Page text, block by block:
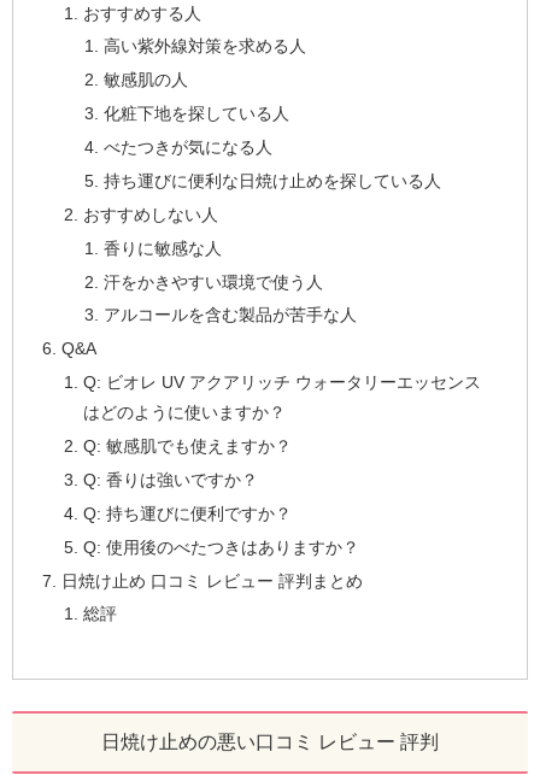
おすすめする人
高い紫外線対策を求める人
敏感肌の人
化粧下地を探している人
べたつきが気になる人
持ち運びに便利な日焼け止めを探している人
おすすめしない人
香りに敏感な人
汗をかきやすい環境で使う人
アルコールを含む製品が苦手な人
Q&A
Q: ビオレ UV アクアリッチ ウォータリーエッセンス
はどのように使いますか？
Q: 敏感肌でも使えますか？
Q: 香りは強いですか？
Q: 持ち運びに便利ですか？
Q: 使用後のべたつきはありますか？
日焼け止め 口コミ レビュー 評判まとめ
総評
日焼け止めの悪い口コミ レビュー 評判